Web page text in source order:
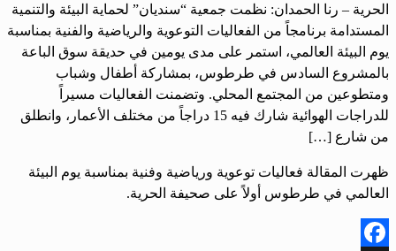
الحرية – رنا الحمدان: نظمت جمعية “سنديان” لحماية البيئة والتنمية
المستدامة برنامجاً من الفعاليات التوعوية والرياضية والفنية بمناسبة
يوم البيئة العالمي، استمر على مدى يومين في حديقة سوق الباعة
بالمشروع السادس في طرطوس، بمشاركة أطفال وشباب
ومتطوعين من المجتمع المحلي. وتضمنت الفعاليات مسيراً
للدراجات الهوائية شارك فيه 15 دراجاً من مختلف الأعمار، وانطلق
من شارع […]
ظهرت المقالة فعاليات توعوية ورياضية وفنية بمناسبة يوم البيئة
العالمي في طرطوس أولاً على صحيفة الحرية.